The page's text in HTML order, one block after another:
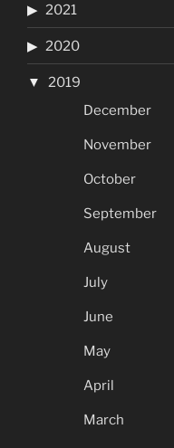
2021
2020
2019
December
November
October
September
August
July
June
May
April
March